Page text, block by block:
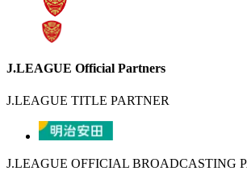
J.LEAGUE Official Partners
J.LEAGUE TITLE PARTNER
J.LEAGUE OFFICIAL BROADCASTING